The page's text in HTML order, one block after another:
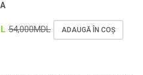
54,000MDL ADAUGĂ ÎN COȘ